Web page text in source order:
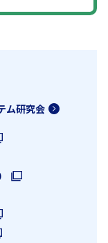
ム研究会